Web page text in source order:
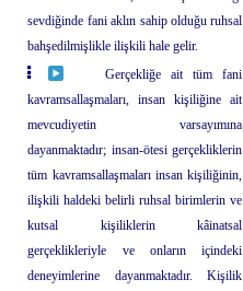
sevdiğinde fani aklın sahip olduğu ruhsal
bahşedilmişlikle ilişkili hale gelir.
Gerçekliğe ait tüm fani
kavramsallaşmaları, insan kişiliğine ait
mevcudiyetin varsayımına
dayanmaktadır; insan-ötesi gerçekliklerin
tüm kavramsallaşmaları insan kişiliğinin,
ilişkili haldeki belirli ruhsal birimlerin ve
kutsal kişiliklerin kâinatsal
gerçeklikleriyle ve onların içindeki
deneyimlerine dayanmaktadır. Kişilik